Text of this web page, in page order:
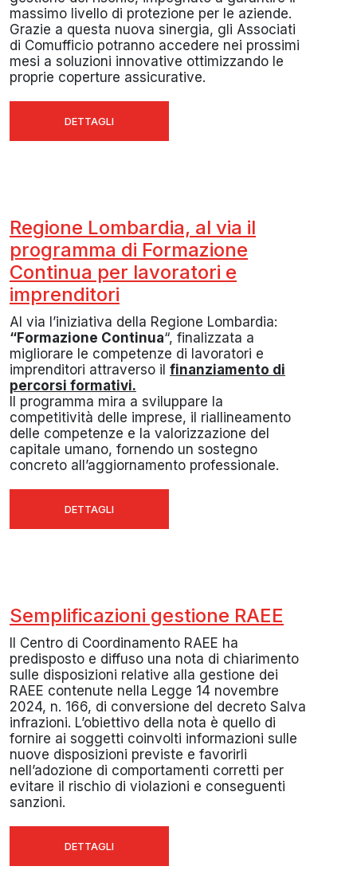
massimo livello di protezione per le aziende.
Grazie a questa nuova sinergia, gli Associati
di Comufficio potranno accedere nei prossimi
mesi a soluzioni innovative ottimizzando le
proprie coperture assicurative.
DETTAGLI
Regione Lombardia, al via il
programma di Formazione
Continua per lavoratori e
imprenditori
Al via l’iniziativa della Regione Lombardia:
“Formazione Continua“, finalizzata a
migliorare le competenze di lavoratori e
imprenditori attraverso il finanziamento di
percorsi formativi.
Il programma mira a sviluppare la
competitività delle imprese, il riallineamento
delle competenze e la valorizzazione del
capitale umano, fornendo un sostegno
concreto all’aggiornamento professionale.
DETTAGLI
Semplificazioni gestione RAEE
Il Centro di Coordinamento RAEE ha
predisposto e diffuso una nota di chiarimento
sulle disposizioni relative alla gestione dei
RAEE contenute nella Legge 14 novembre
2024, n. 166, di conversione del decreto Salva
infrazioni. L’obiettivo della nota è quello di
fornire ai soggetti coinvolti informazioni sulle
nuove disposizioni previste e favorirli
nell’adozione di comportamenti corretti per
evitare il rischio di violazioni e conseguenti
sanzioni.
DETTAGLI